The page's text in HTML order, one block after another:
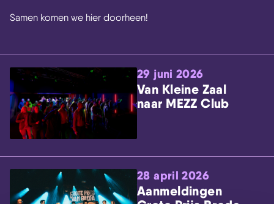
Samen komen we hier doorheen!
29 juni 2026
Van Kleine Zaal
naar MEZZ Club
28 april 2026
Aanmeldingen